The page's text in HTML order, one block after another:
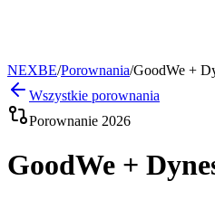
NEXBE/Porownania/GoodWe +
Wszystkie porownania
Porownanie 2026
GoodWe +